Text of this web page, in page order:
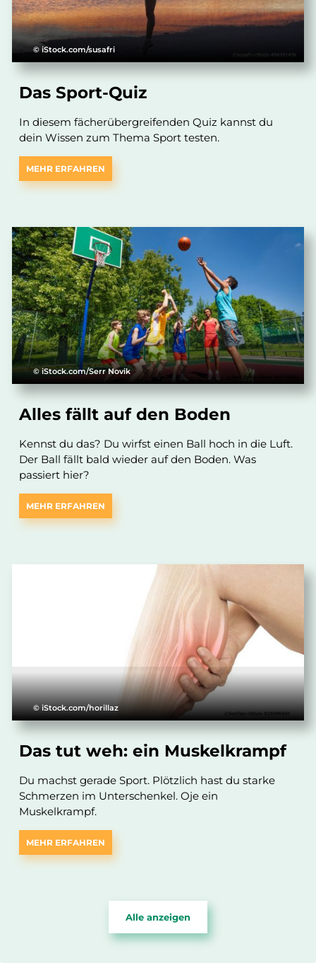
© iStock.com/susafri
Das Sport-Quiz
In diesem fächerübergreifenden Quiz kannst du
dein Wissen zum Thema Sport testen.
MEHR ERFAHREN
© iStock.com/Serr Novik
Alles fällt auf den Boden
Kennst du das? Du wirfst einen Ball hoch in die Luft.
Der Ball fällt bald wieder auf den Boden. Was
passiert hier?
MEHR ERFAHREN
© iStock.com/horillaz
Das tut weh: ein Muskelkrampf
Du machst gerade Sport. Plötzlich hast du starke
Schmerzen im Unterschenkel. Oje ein
Muskelkrampf.
MEHR ERFAHREN
Alle anzeigen